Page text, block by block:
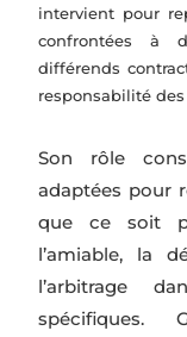
intervient pour
confrontées à
différends
responsabilité
Son rôle
adaptées pour
que ce soit
l’amiable, la
l’arbitrage